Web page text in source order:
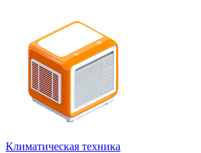
Климатическая техника